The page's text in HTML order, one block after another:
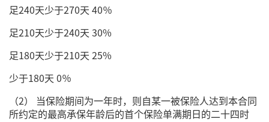
足240天少于270天 40％
足210天少于240天 30%
足180天少于210天 25%
少于180天 0％
（2） 当保险期间为一年时，则自某一被保险人达到本合同
所约定的最高承保年龄后的首个保险单满期日的二十四时